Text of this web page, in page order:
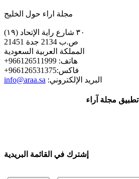
مجلة اراء حول الخليج
٣٠ شارع راية الإتحاد (١٩)
ص.ب 2134 جدة 21451
المملكة العربية السعودية
+هاتف: 966126511999
+فاكس:966126531375
info@araa.sa :البريد الإلكتروني
تطبيق مجلة آراء
إشترك في القائمة البريدية